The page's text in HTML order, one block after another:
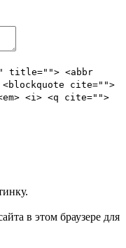
title=""> <abbr
cite="">
<i> <q cite="">
в этом браузере для